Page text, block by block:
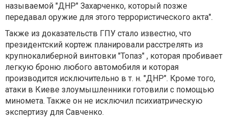
называемой "ДНР" Захарченко, который позже
передавал оружие для этого террористического акта".
Также из доказательств ГПУ стало известно, что
президентский кортеж планировали расстрелять из
крупнокалиберной винтовки "Топаз" , которая пробивает
легкую броню любого автомобиля и которая
производится исключительно в т. н. "ДНР". Кроме того,
атаки в Киеве злоумышленники готовили с помощью
миномета. Также он не исключил психиатрическую
экспертизу для Савченко.